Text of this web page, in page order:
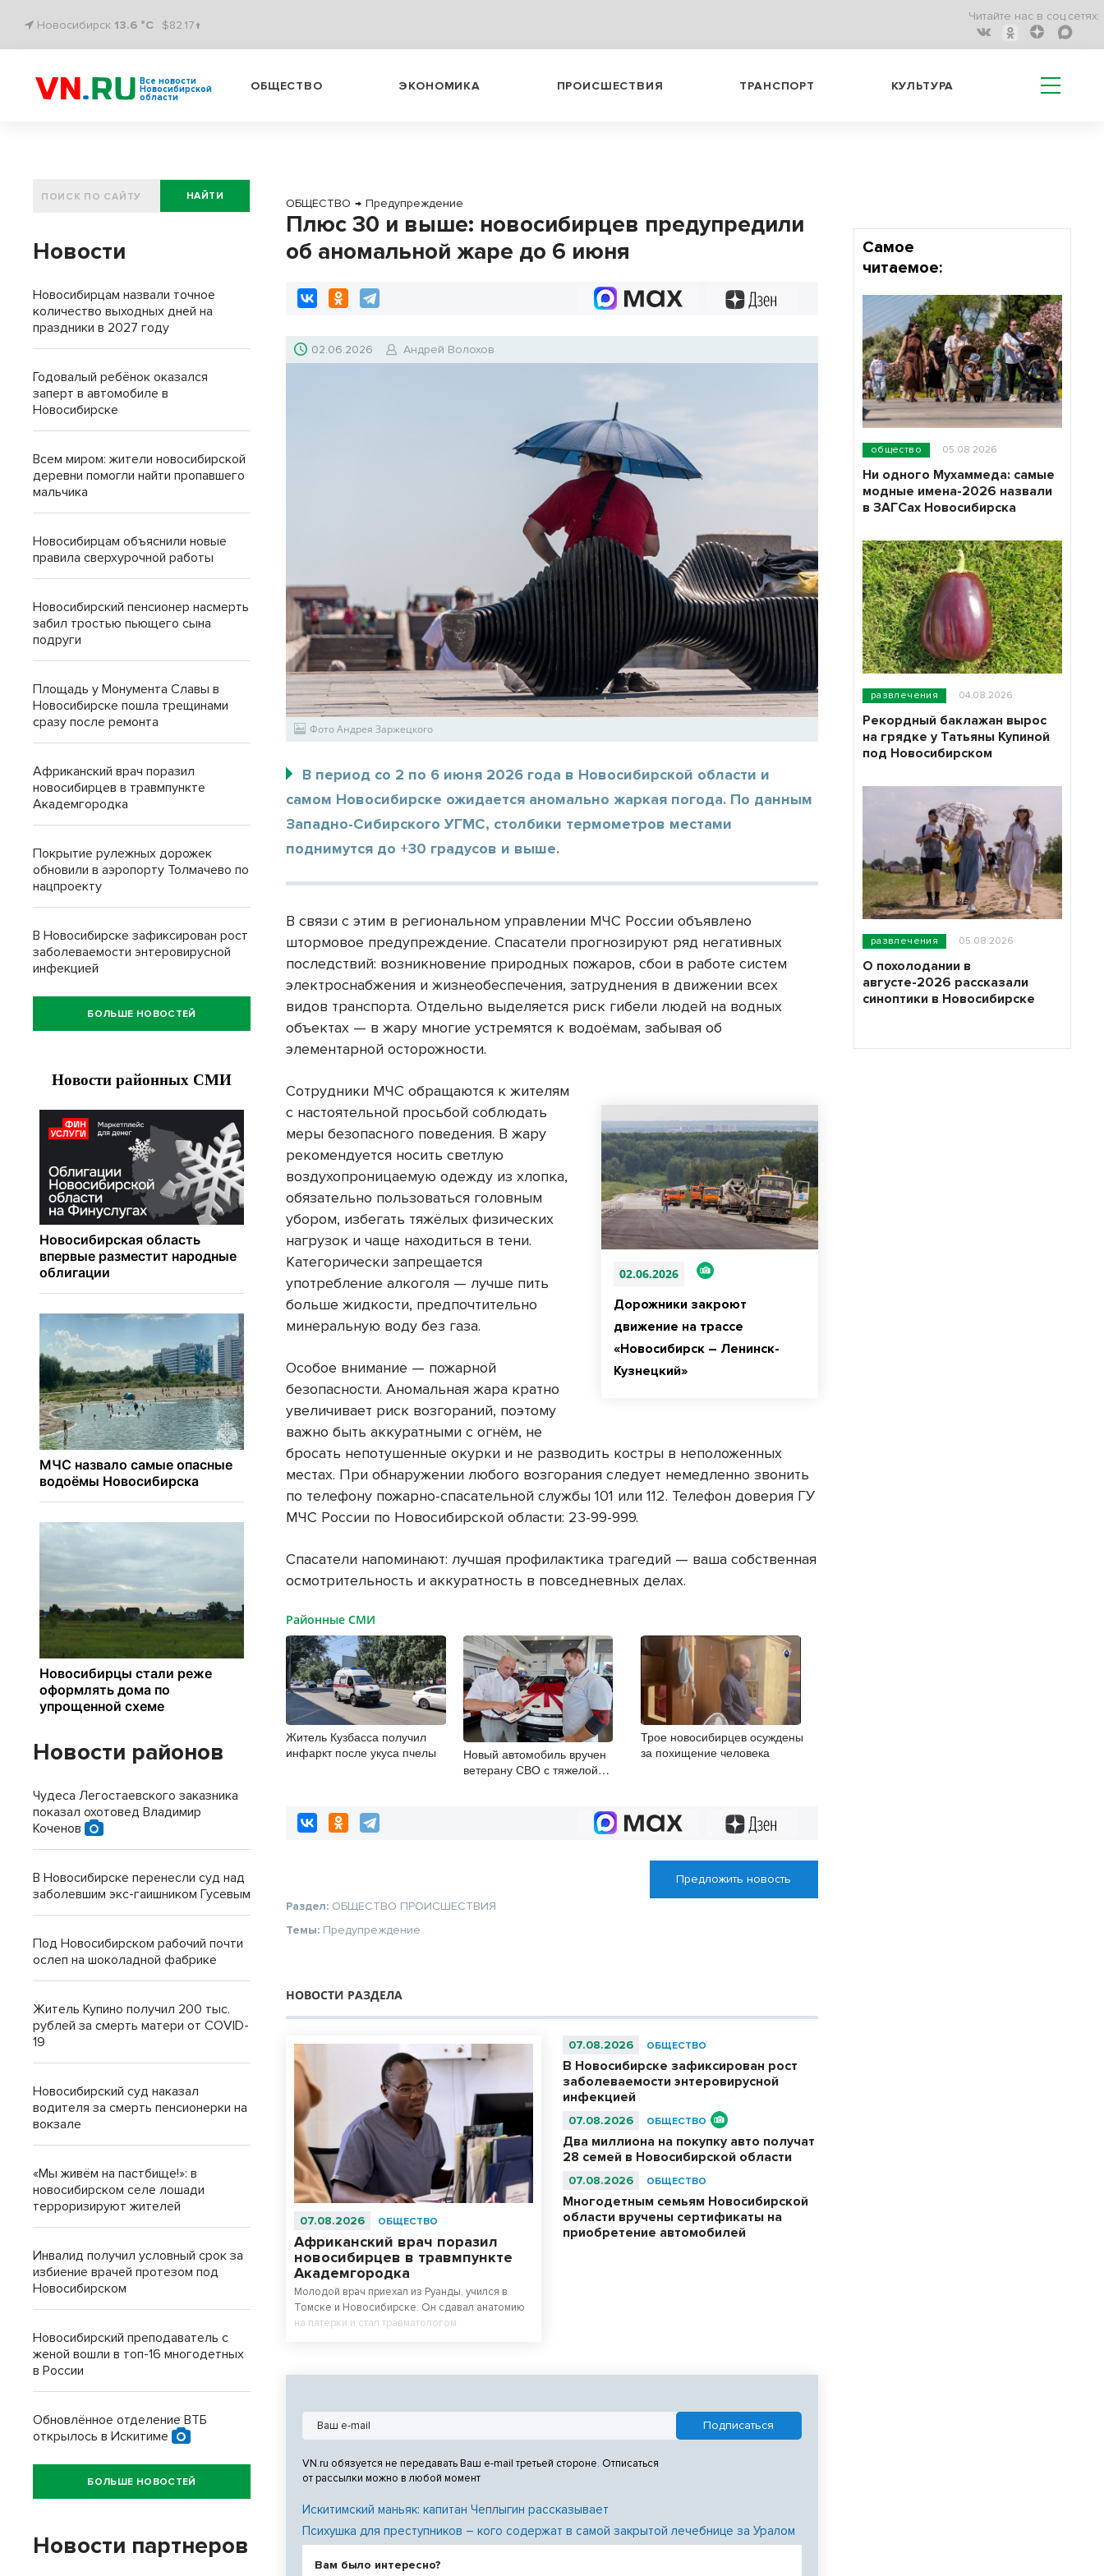
Новосибирск 13.6 °C $82.17↑
Читайте нас в соц.сетях:
Все новости
Новосибирской
области
ОБЩЕСТВО ЭКОНОМИКА ПРОИСШЕСТВИЯ ТРАНСПОРТ КУЛЬТУРА
ОБЩЕСТВО → Предупреждение
Плюс 30 и выше: новосибирцев предупредили
об аномальной жаре до 6 июня
02.06.2026 Андрей Волохов
Фото Андрея Заржецкого
В период со 2 по 6 июня 2026 года в Новосибирской области и
самом Новосибирске ожидается аномально жаркая погода. По данным
Западно-Сибирского УГМС, столбики термометров местами
поднимутся до +30 градусов и выше.
В связи с этим в региональном управлении МЧС России объявлено
штормовое предупреждение. Спасатели прогнозируют ряд негативных
последствий: возникновение природных пожаров, сбои в работе систем
электроснабжения и жизнеобеспечения, затруднения в движении всех
видов транспорта. Отдельно выделяется риск гибели людей на водных
объектах — в жару многие устремятся к водоёмам, забывая об
элементарной осторожности.
02.06.2026
Дорожники закроют
движение на трассе
«Новосибирск – Ленинск-
Кузнецкий»
Сотрудники МЧС обращаются к жителям
с настоятельной просьбой соблюдать
меры безопасного поведения. В жару
рекомендуется носить светлую
воздухопроницаемую одежду из хлопка,
обязательно пользоваться головным
убором, избегать тяжёлых физических
нагрузок и чаще находиться в тени.
Категорически запрещается
употребление алкоголя — лучше пить
больше жидкости, предпочтительно
минеральную воду без газа.
Особое внимание — пожарной
безопасности. Аномальная жара кратно
увеличивает риск возгораний, поэтому
важно быть аккуратными с огнём, не
бросать непотушенные окурки и не разводить костры в неположенных
местах. При обнаружении любого возгорания следует немедленно звонить
по телефону пожарно-спасательной службы 101 или 112. Телефон доверия ГУ
МЧС России по Новосибирской области: 23-99-999.
Спасатели напоминают: лучшая профилактика трагедий — ваша собственная
осмотрительность и аккуратность в повседневных делах.
Районные СМИ
Житель Кузбасса получил
инфаркт после укуса пчелы
Новый автомобиль вручен
ветерану СВО с тяжелой
Трое новосибирцев осуждены
за похищение человека
Предложить новость
Раздел: ОБЩЕСТВО ПРОИСШЕСТВИЯ
Темы: Предупреждение
НОВОСТИ РАЗДЕЛА
07.08.2026 ОБЩЕСТВО
Африканский врач поразил
новосибирцев в травмпункте
Академгородка
Молодой врач приехал из Руанды, учился в
Томске и Новосибирске. Он сдавал анатомию
на пятерки и стал травматологом.
07.08.2026 ОБЩЕСТВО
В Новосибирске зафиксирован рост
заболеваемости энтеровирусной
инфекцией
07.08.2026 ОБЩЕСТВО
Два миллиона на покупку авто получат
28 семей в Новосибирской области
07.08.2026 ОБЩЕСТВО
Многодетным семьям Новосибирской
области вручены сертификаты на
приобретение автомобилей
VN.ru обязуется не передавать Ваш e-mail третьей стороне. Отписаться
от рассылки можно в любой момент
Искитимский маньяк: капитан Чеплыгин рассказывает
Психушка для преступников – кого содержат в самой закрытой лечебнице за Уралом
Вам было интересно?
НАЙТИ
Новости
Новосибирцам назвали точное
количество выходных дней на
праздники в 2027 году
Годовалый ребёнок оказался
заперт в автомобиле в
Новосибирске
Всем миром: жители новосибирской
деревни помогли найти пропавшего
мальчика
Новосибирцам объяснили новые
правила сверхурочной работы
Новосибирский пенсионер насмерть
забил тростью пьющего сына
подруги
Площадь у Монумента Славы в
Новосибирске пошла трещинами
сразу после ремонта
Африканский врач поразил
новосибирцев в травмпункте
Академгородка
Покрытие рулежных дорожек
обновили в аэропорту Толмачево по
нацпроекту
В Новосибирске зафиксирован рост
заболеваемости энтеровирусной
инфекцией
БОЛЬШЕ НОВОСТЕЙ
Новости районов
Чудеса Легостаевского заказника
показал охотовед Владимир
Коченов
В Новосибирске перенесли суд над
заболевшим экс-гаишником Гусевым
Под Новосибирском рабочий почти
ослеп на шоколадной фабрике
Житель Купино получил 200 тыс.
рублей за смерть матери от COVID-
19
Новосибирский суд наказал
водителя за смерть пенсионерки на
вокзале
«Мы живём на пастбище!»: в
новосибирском селе лошади
терроризируют жителей
Инвалид получил условный срок за
избиение врачей протезом под
Новосибирском
Новосибирский преподаватель с
женой вошли в топ-16 многодетных
в России
Обновлённое отделение ВТБ
открылось в Искитиме
БОЛЬШЕ НОВОСТЕЙ
Новости партнеров
Самое
читаемое:
общество 05.08.2026
Ни одного Мухаммеда: самые
модные имена-2026 назвали
в ЗАГСах Новосибирска
развлечения 04.08.2026
Рекордный баклажан вырос
на грядке у Татьяны Купиной
под Новосибирском
развлечения 05.08.2026
О похолодании в
августе-2026 рассказали
синоптики в Новосибирске